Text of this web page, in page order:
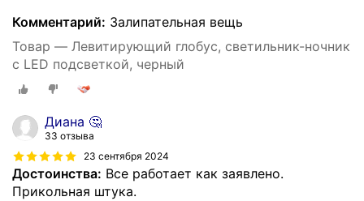
Комментарий: Залипательная вещь
Товар — Левитирующий глобус, светильник-ночник
с LED подсветкой, черный
Диана 🤔
33 отзыва
23 сентября 2024
Достоинства: Все работает как заявлено.
Прикольная штука.